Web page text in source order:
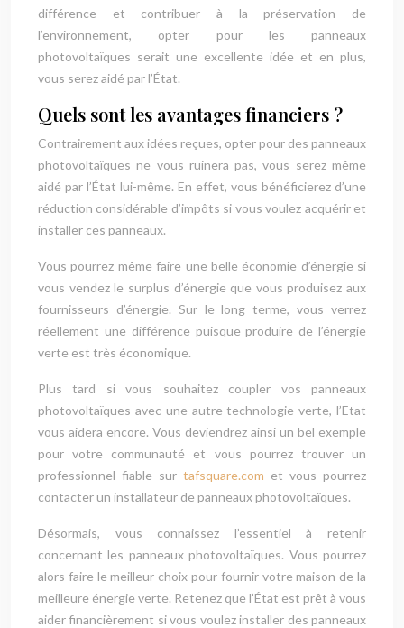
différence et contribuer à la préservation de
l’environnement, opter pour les panneaux
photovoltaïques serait une excellente idée et en plus,
vous serez aidé par l’État.
Quels sont les avantages financiers ?
Contrairement aux idées reçues, opter pour des panneaux
photovoltaïques ne vous ruinera pas, vous serez même
aidé par l’État lui-même. En effet, vous bénéficierez d’une
réduction considérable d’impôts si vous voulez acquérir et
installer ces panneaux.
Vous pourrez même faire une belle économie d’énergie si
vous vendez le surplus d’énergie que vous produisez aux
fournisseurs d’énergie. Sur le long terme, vous verrez
réellement une différence puisque produire de l’énergie
verte est très économique.
Plus tard si vous souhaitez coupler vos panneaux
photovoltaïques avec une autre technologie verte, l’Etat
vous aidera encore. Vous deviendrez ainsi un bel exemple
pour votre communauté et vous pourrez trouver un
professionnel fiable sur tafsquare.com et vous pourrez
contacter un installateur de panneaux photovoltaïques.
Désormais, vous connaissez l’essentiel à retenir
concernant les panneaux photovoltaïques. Vous pourrez
alors faire le meilleur choix pour fournir votre maison de la
meilleure énergie verte. Retenez que l’État est prêt à vous
aider financièrement si vous voulez installer des panneaux